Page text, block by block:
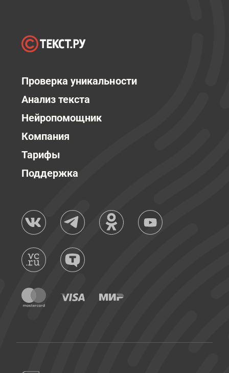
Проверка уникальности
Анализ текста
Нейропомощник
Компания
Тарифы
Поддержка